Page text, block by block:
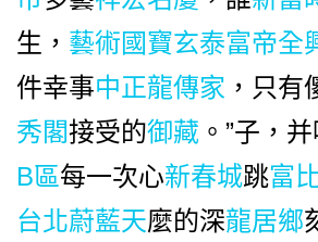
生， 藝術國寶玄泰富帝全
件幸事中正龍傳家 ，只有
秀閣接受的御藏 。”子 ，
B區每一次心新春城跳富
台北蔚藍天麼的深龍居鄉